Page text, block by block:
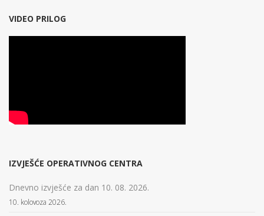
VIDEO PRILOG
IZVJEŠĆE OPERATIVNOG CENTRA
Dnevno izvješće za dan 10. 08. 2026.
10. kolovoza 2026.